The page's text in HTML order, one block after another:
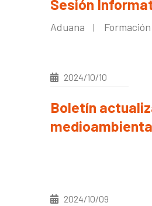
Sesión
Aduana | Formación
2024/10/10
Boletín
2024/10/09